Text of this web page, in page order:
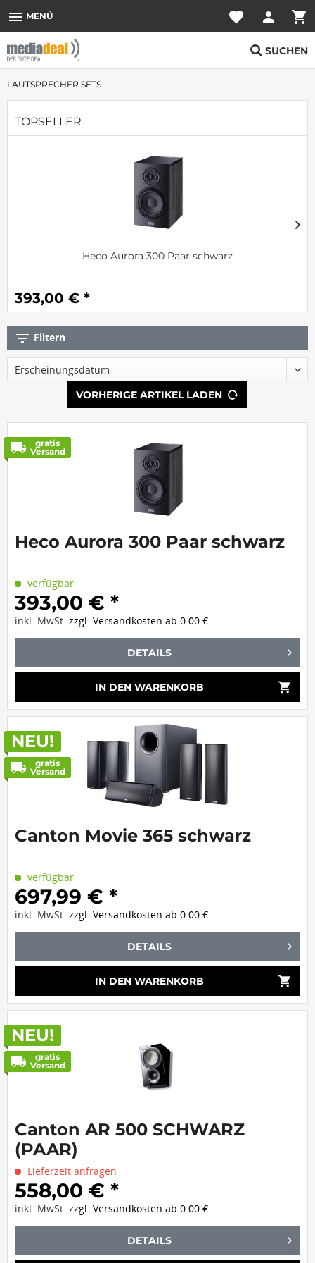
menu MENÜ favorite person shopping_cart
SUCHEN
LAUTSPRECHER SETS
TOPSELLER
Heco Aurora 300 Paar schwarz
393,00 € *
filter_list Filtern
VORHERIGE ARTIKEL LADEN
local_shipping
gratis
Versand
Heco Aurora 300 Paar schwarz
verfügbar
393,00 € *
inkl. MwSt.zzgl. Versandkosten ab 0.00 €
DETAILS
IN DEN WARENKORB shopping_cart
NEU!
local_shipping
gratis
Versand
Canton Movie 365 schwarz
verfügbar
697,99 € *
inkl. MwSt.zzgl. Versandkosten ab 0.00 €
DETAILS
IN DEN WARENKORB shopping_cart
NEU!
local_shipping
gratis
Versand
Canton AR 500 SCHWARZ
(PAAR)
Lieferzeit anfragen
558,00 € *
inkl. MwSt.zzgl. Versandkosten ab 0.00 €
DETAILS